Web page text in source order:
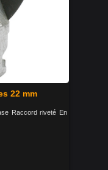
22 mm
Raccord riveté En